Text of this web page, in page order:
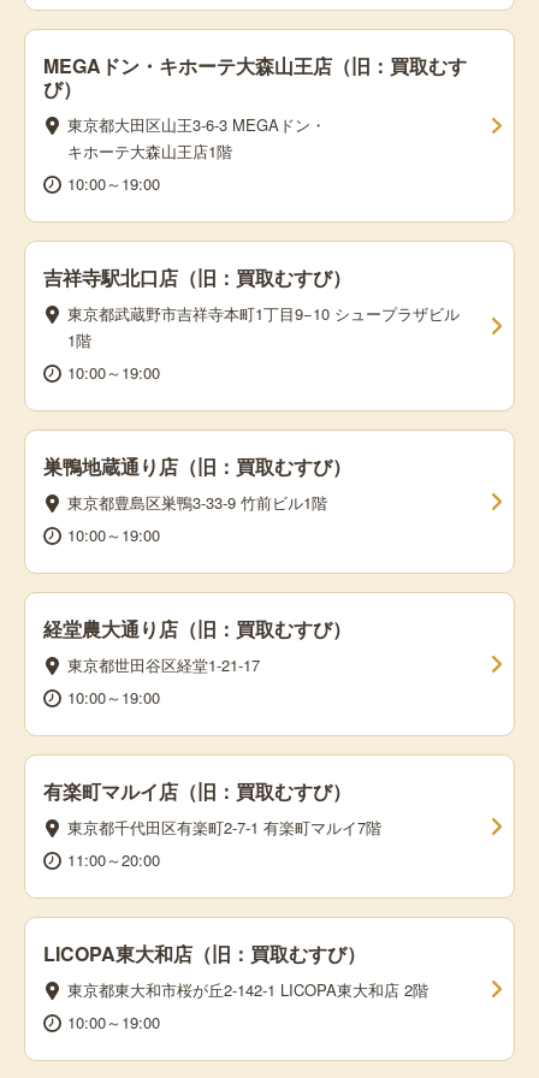
MEGAドン・キホーテ大森山王店（旧：買取むす
び）
東京都大田区山王3-6-3 MEGAドン・
キホーテ大森山王店1階
10:00～19:00
吉祥寺駅北口店（旧：買取むすび）
東京都武蔵野市吉祥寺本町1丁目9−10 シュープラザビル
1階
10:00～19:00
巣鴨地蔵通り店（旧：買取むすび）
東京都豊島区巣鴨3-33-9 竹前ビル1階
10:00～19:00
経堂農大通り店（旧：買取むすび）
東京都世田谷区経堂1-21-17
10:00～19:00
有楽町マルイ店（旧：買取むすび）
東京都千代田区有楽町2-7-1 有楽町マルイ7階
11:00～20:00
LICOPA東大和店（旧：買取むすび）
東京都東大和市桜が丘2-142-1 LICOPA東大和店 2階
10:00～19:00